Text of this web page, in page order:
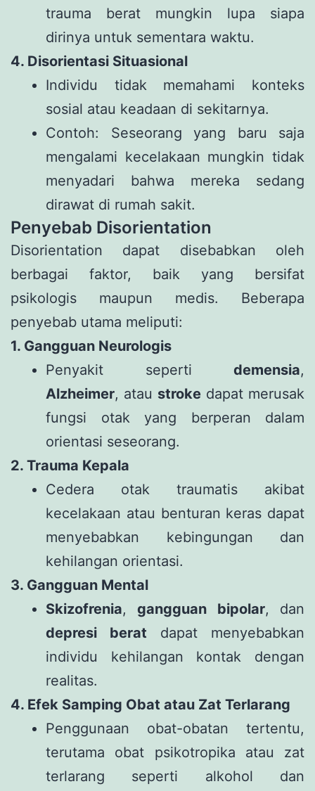
trauma berat mungkin lupa siapa
dirinya untuk sementara waktu.
4. Disorientasi Situasional
Individu tidak memahami konteks
sosial atau keadaan di sekitarnya.
Contoh: Seseorang yang baru saja
mengalami kecelakaan mungkin tidak
menyadari bahwa mereka sedang
dirawat di rumah sakit.
Penyebab Disorientation
Disorientation dapat disebabkan oleh
berbagai faktor, baik yang bersifat
psikologis maupun medis. Beberapa
penyebab utama meliputi:
1. Gangguan Neurologis
Penyakit seperti demensia,
Alzheimer, atau stroke dapat merusak
fungsi otak yang berperan dalam
orientasi seseorang.
2. Trauma Kepala
Cedera otak traumatis akibat
kecelakaan atau benturan keras dapat
menyebabkan kebingungan dan
kehilangan orientasi.
3. Gangguan Mental
Skizofrenia,gangguan bipolar, dan
depresi berat dapat menyebabkan
individu kehilangan kontak dengan
realitas.
4. Efek Samping Obat atau Zat Terlarang
Penggunaan obat-obatan tertentu,
terutama obat psikotropika atau zat
terlarang seperti alkohol dan